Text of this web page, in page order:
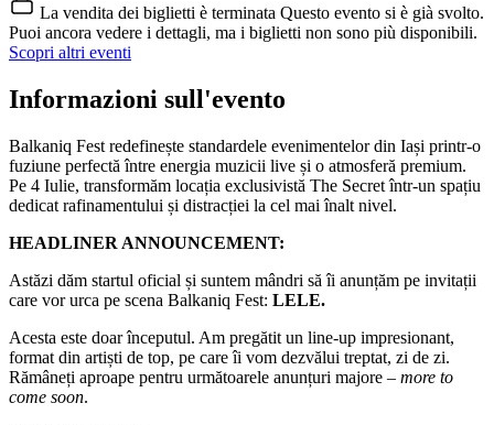
La vendita dei biglietti è terminata Questo evento si è già svolto.
Puoi ancora vedere i dettagli, ma i biglietti non sono più disponibili.
Scopri altri eventi
Informazioni sull'evento
Balkaniq Fest redefinește standardele evenimentelor din Iași printr-o
fuziune perfectă între energia muzicii live și o atmosferă premium.
Pe 4 Iulie, transformăm locația exclusivistă The Secret într-un spațiu
dedicat rafinamentului și distracției la cel mai înalt nivel.
HEADLINER ANNOUNCEMENT:
Astăzi dăm startul oficial și suntem mândri să îi anunțăm pe invitații
care vor urca pe scena Balkaniq Fest: LELE.
Acesta este doar începutul. Am pregătit un line-up impresionant,
format din artiști de top, pe care îi vom dezvălui treptat, zi de zi.
Rămâneți aproape pentru următoarele anunțuri majore – more to
come soon.